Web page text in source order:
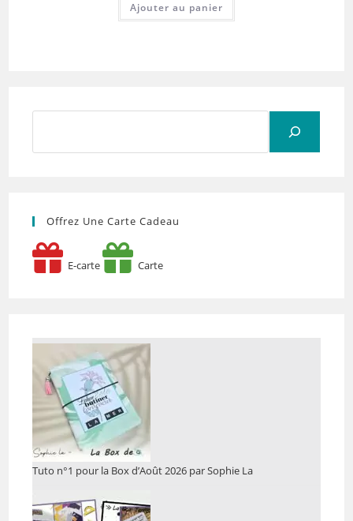
Ajouter au panier
Offrez Une Carte Cadeau
E-carte Carte
Tuto n°1 pour la Box d’Août 2026 par Sophie La